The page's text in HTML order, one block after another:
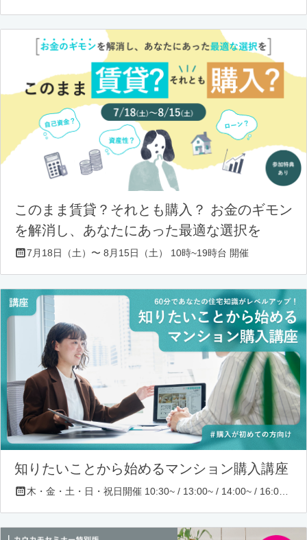
このまま賃貸？それとも購入？ お金のギモン
を解消し、あなたにあった最適な選択を
7月18日（土）〜 8月15日（土） 10時~19時台 開催
知りたいことから始めるマンション購入講座